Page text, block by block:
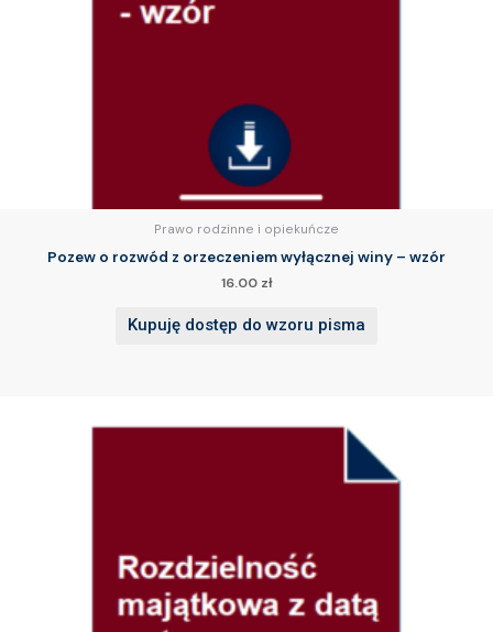
Prawo rodzinne i opiekuńcze
Pozew o rozwód z orzeczeniem wyłącznej winy – wzór
16.00 zł
Kupuję dostęp do wzoru pisma